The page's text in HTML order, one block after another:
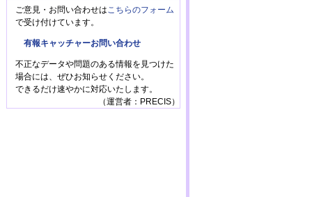
ご意見・お問い合わせは こちらのフォーム
で受け付けています。
有報キャッチャーお問い合わせ
不正なデータや問題のある情報を見つけた
場合には、ぜひお知らせください。
できるだけ速やかに対応いたします。
（運営者：PRECIS）